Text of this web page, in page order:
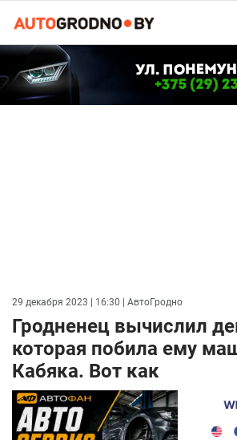
29 декабря 2023 | 16:30 | АвтоГродно
Гродненец вычислил
которая побила ему
Кабяка. Вот как